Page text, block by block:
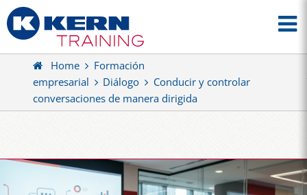
Home
Formación
empresarial
Diálogo
Conducir y controlar
conversaciones de manera dirigida